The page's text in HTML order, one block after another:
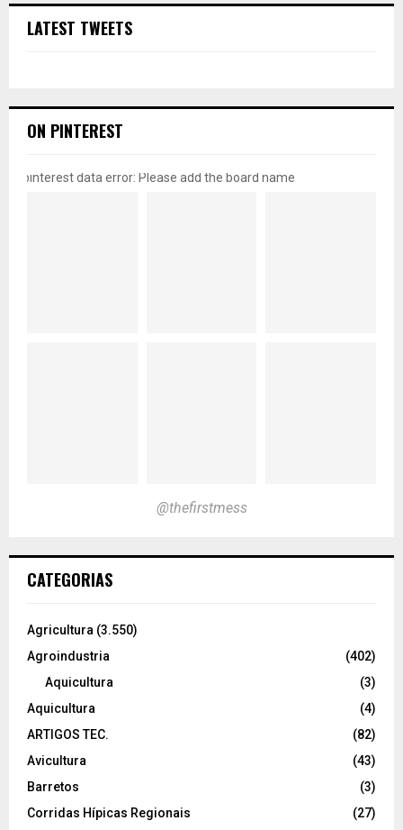
LATEST TWEETS
ON PINTEREST
pinterest data error: Please add the board name
@thefirstmess
CATEGORIAS
Agricultura (3.550)
Agroindustria
(402)
Aquicultura
(3)
Aquicultura
(4)
ARTIGOS TEC.
(82)
Avicultura
(43)
Barretos
(3)
Corridas Hípicas Regionais
(27)